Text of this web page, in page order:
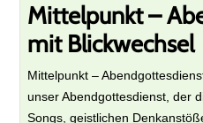
Mittelpunkt –
mit Blickwechsel
Mittelpunkt –
unser Abendgottesdienst, der
Songs, geistlichen